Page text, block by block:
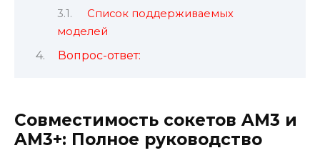
Список поддерживаемых
моделей
Вопрос-ответ:
Совместимость сокетов AM3 и
AM3+: Полное руководство